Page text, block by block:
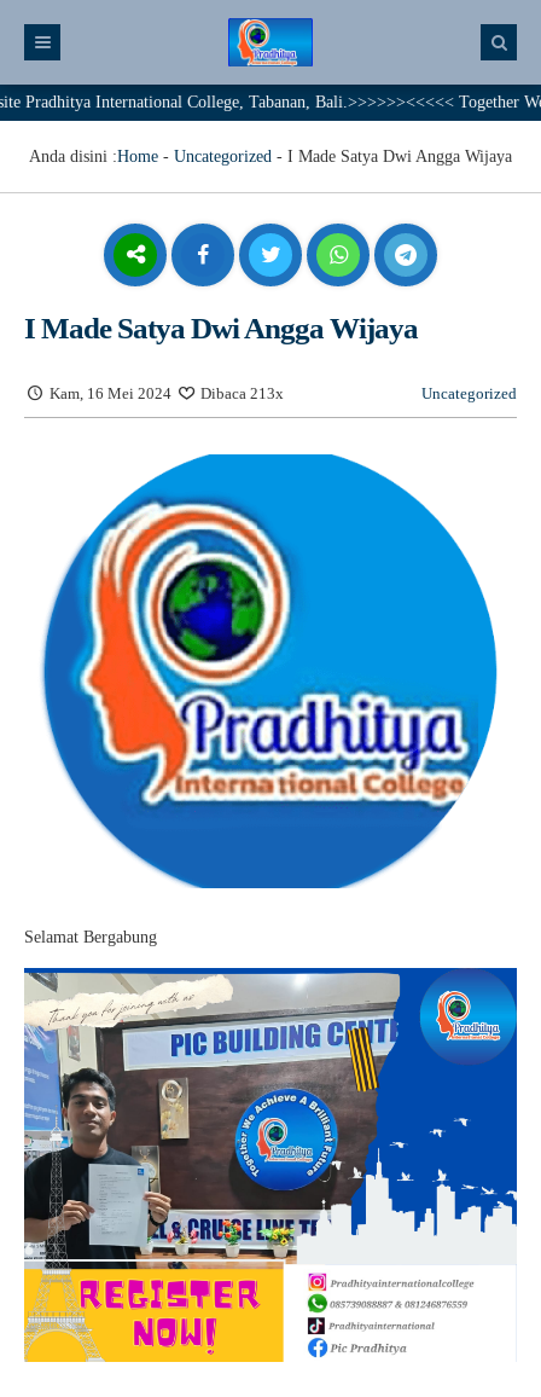
International College, Tabanan, Bali.>>>>>><<<<< Together We
Anda disini :Home - Uncategorized - I Made Satya Dwi Angga Wijaya
I Made Satya Dwi Angga Wijaya
Kam, 16 Mei 2024 Dibaca 213x Uncategorized
Selamat Bergabung